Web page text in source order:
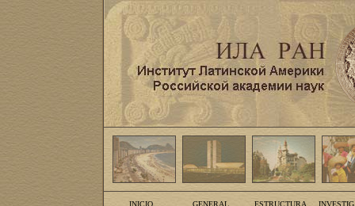
INICIO GENERAL ESTRUCTURA